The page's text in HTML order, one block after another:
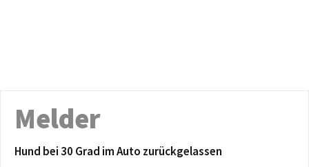
Melder
Hund bei 30 Grad im Auto zurückgelassen